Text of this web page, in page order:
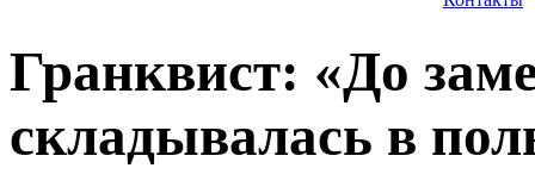
Гранквист: «До
складывалась в